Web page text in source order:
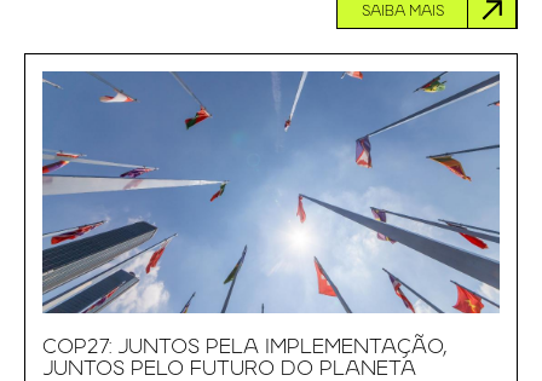
SAIBA MAIS
COP27: JUNTOS PELA IMPLEMENTAÇÃO,
JUNTOS PELO FUTURO DO PLANETA